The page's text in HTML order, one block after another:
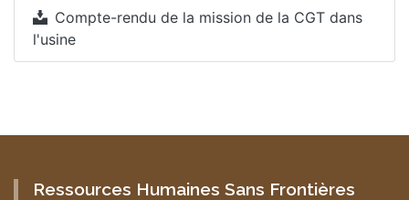
Compte-rendu de la mission de la CGT dans
l'usine
Ressources Humaines Sans Frontières